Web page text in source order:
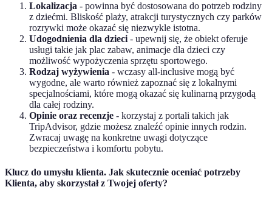
Lokalizacja - powinna być dostosowana do potrzeb rodziny
z dziećmi. Bliskość plaży, atrakcji turystycznych czy parków
rozrywki może okazać się niezwykle istotna.
Udogodnienia dla dzieci - upewnij się, że obiekt oferuje
usługi takie jak plac zabaw, animacje dla dzieci czy
możliwość wypożyczenia sprzętu sportowego.
Rodzaj wyżywienia - wczasy all-inclusive mogą być
wygodne, ale warto również zapoznać się z lokalnymi
specjalnościami, które mogą okazać się kulinarną przygodą
dla całej rodziny.
Opinie oraz recenzje - korzystaj z portali takich jak
TripAdvisor, gdzie możesz znaleźć opinie innych rodzin.
Zwracaj uwagę na konkretne uwagi dotyczące
bezpieczeństwa i komfortu pobytu.
Klucz do umysłu klienta. Jak skutecznie oceniać potrzeby
Klienta, aby skorzystał z Twojej oferty?